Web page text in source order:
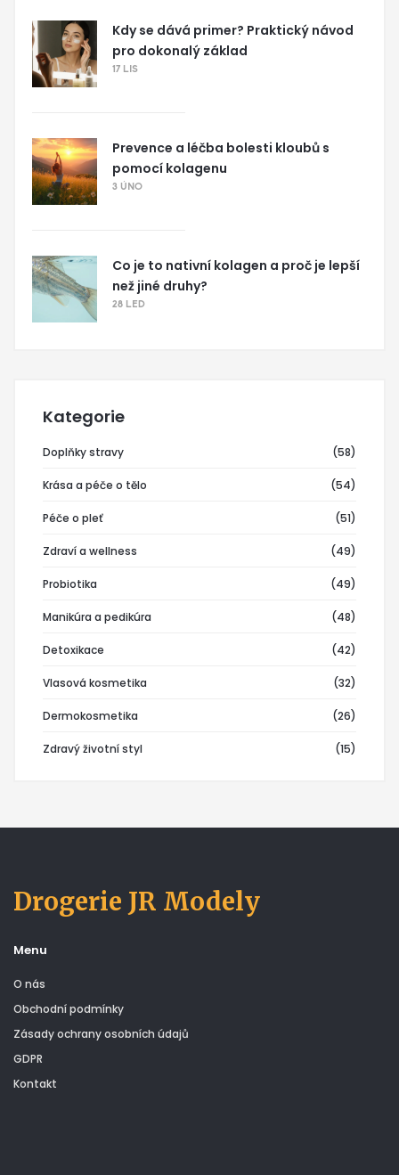
Kdy se dává primer? Praktický návod
pro dokonalý základ
17 LIS
Prevence a léčba bolesti kloubů s
pomocí kolagenu
3 ÚNO
Co je to nativní kolagen a proč je lepší
než jiné druhy?
28 LED
Kategorie
Doplňky stravy (58)
Krása a péče o tělo (54)
Péče o pleť (51)
Zdraví a wellness (49)
Probiotika (49)
Manikúra a pedikúra (48)
Detoxikace (42)
Vlasová kosmetika (32)
Dermokosmetika (26)
Zdravý životní styl (15)
Drogerie JR Modely
Menu
O nás
Obchodní podmínky
Zásady ochrany osobních údajů
GDPR
Kontakt